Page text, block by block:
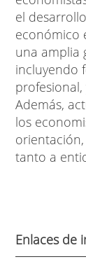
el
económico
una amplia
incluyendo
Además,
los
tanto a
Enlaces de